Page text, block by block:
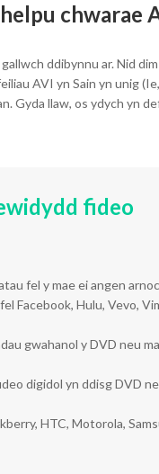
chwarae
ddibynnu ar. Nid
AVI yn Sain yn unig
Gyda llaw, os ydych yn
fideo
fel y mae ei angen
Facebook, Hulu, Vevo,
gwahanol y DVD neu
digidol yn ddisg DVD
HTC, Motorola,